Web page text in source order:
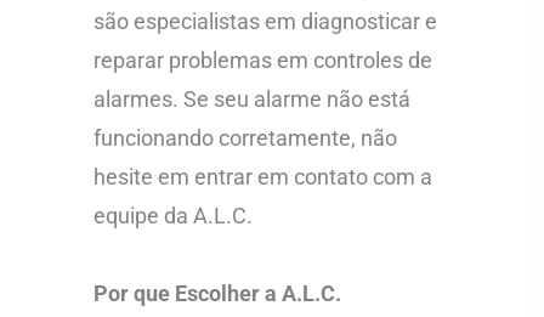
são especialistas em diagnosticar e
reparar problemas em controles de
alarmes. Se seu alarme não está
funcionando corretamente, não
hesite em entrar em contato com a
equipe da A.L.C.
Por que Escolher a A.L.C.